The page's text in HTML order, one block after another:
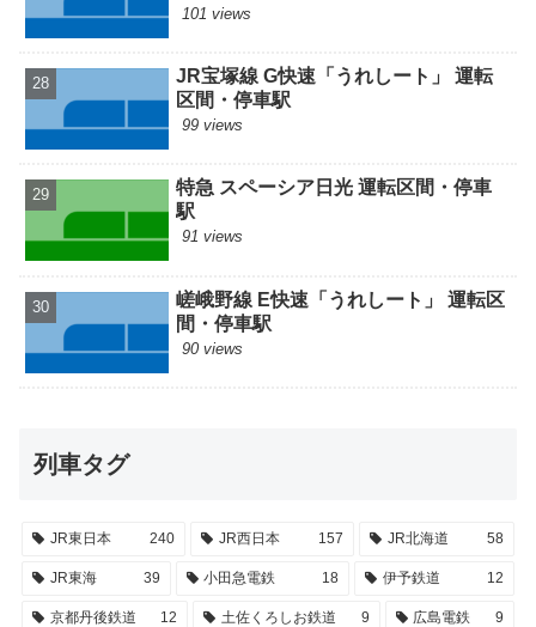
101 views
JR宝塚線 G快速「うれしート」 運転
区間・停車駅
99 views
特急 スペーシア日光 運転区間・停車
駅
91 views
嵯峨野線 E快速「うれしート」 運転区
間・停車駅
90 views
列車タグ
JR東日本 240 JR西日本 157 JR北海道 58
JR東海 39 小田急電鉄 18 伊予鉄道 12
京都丹後鉄道 12 土佐くろしお鉄道 9 広島電鉄 9